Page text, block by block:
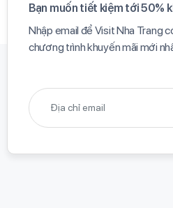
Bạn muốn tiết kiệm tới 50%
Nhập email để Visit Nha Trang
chương trình khuyến mãi mới